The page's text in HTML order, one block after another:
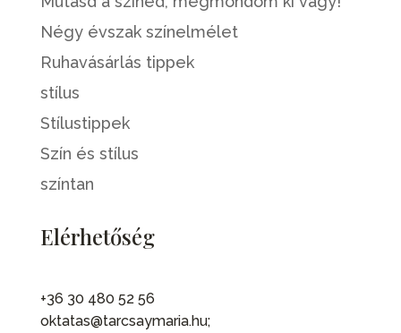
Négy évszak színelmélet
Ruhavásárlás tippek
stílus
Stílustippek
Szín és stílus
színtan
Elérhetőség
+36 30 480 52 56
oktatas@tarcsaymaria.hu;